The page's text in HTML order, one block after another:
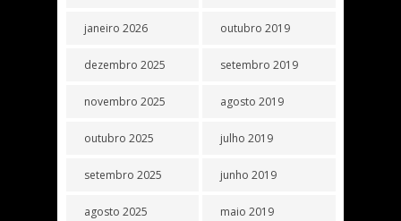
janeiro 2026
dezembro 2025
novembro 2025
outubro 2025
setembro 2025
agosto 2025
outubro 2019
setembro 2019
agosto 2019
julho 2019
junho 2019
maio 2019